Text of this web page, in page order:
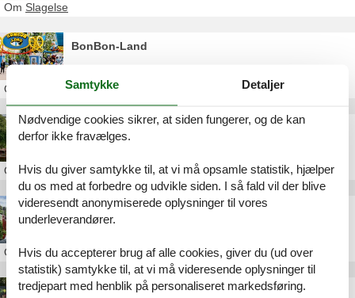
Om Slagelse
BonBon-Land
Om Sydsjælland
Tivoli A/S
OmKøbenhavn
Dyrehavsbakken
OmNordsjælland
Willumsens Museum
Samtykke Detaljer
Nødvendige cookies sikrer, at siden fungerer, og de kan
derfor ikke fravælges.
Hvis du giver samtykke til, at vi må opsamle statistik, hjælper
du os med at forbedre og udvikle siden. I så fald vil der blive
videresendt anonymiserede oplysninger til vores
underleverandører.
Hvis du accepterer brug af alle cookies, giver du (ud over
statistik) samtykke til, at vi må videresende oplysninger til
tredjepart med henblik på personaliseret markedsføring.